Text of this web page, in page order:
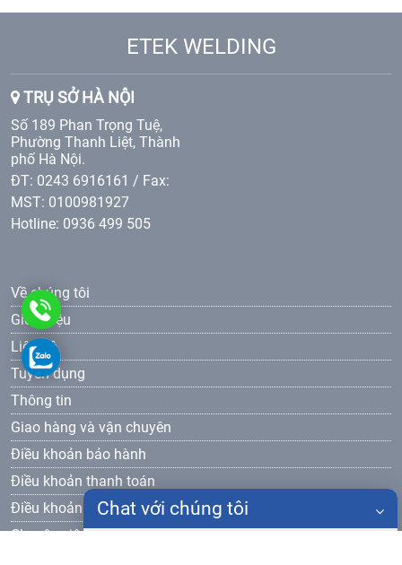
ETEK WELDING
TRỤ SỞ HÀ NỘI
Số 189 Phan Trọng Tuệ,
Phường Thanh Liệt, Thành
phố Hà Nội.
ĐT: 0243 6916161 / Fax:
MST: 0100981927
Hotline: 0936 499 505
Về chúng tôi
Giới thiệu
Liên hệ
Tuyển dụng
Thông tin
Giao hàng và vận chuyên
Điều khoản bảo hành
Điều khoản thanh toán
Điều khoản bảo mật
Chuyên viên bán hàng
0936499505
Chat với chúng tôi